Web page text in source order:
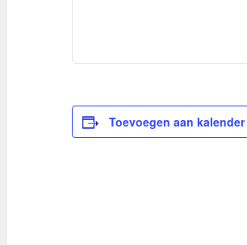
Toevoegen aan kalender